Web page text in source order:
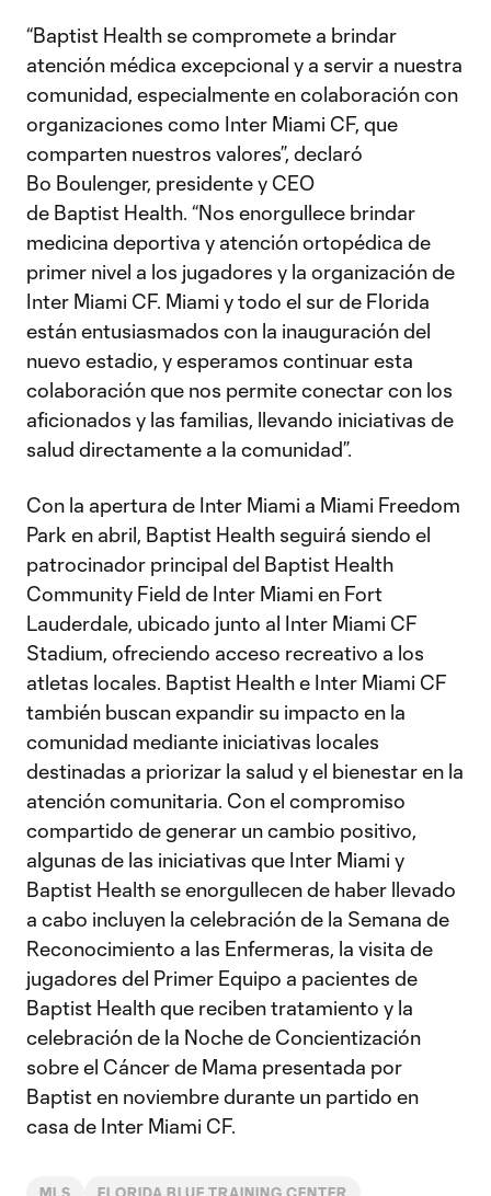
“Baptist Health se compromete a brindar
atención médica excepcional y a servir a nuestra
comunidad, especialmente en colaboración con
organizaciones como Inter Miami CF, que
comparten nuestros valores”, declaró
Bo Boulenger, presidente y CEO
de Baptist Health. “Nos enorgullece brindar
medicina deportiva y atención ortopédica de
primer nivel a los jugadores y la organización de
Inter Miami CF. Miami y todo el sur de Florida
están entusiasmados con la inauguración del
nuevo estadio, y esperamos continuar esta
colaboración que nos permite conectar con los
aficionados y las familias, llevando iniciativas de
salud directamente a la comunidad”.
Con la apertura de Inter Miami a Miami Freedom
Park en abril, Baptist Health seguirá siendo el
patrocinador principal del Baptist Health
Community Field de Inter Miami en Fort
Lauderdale, ubicado junto al Inter Miami CF
Stadium, ofreciendo acceso recreativo a los
atletas locales. Baptist Health e Inter Miami CF
también buscan expandir su impacto en la
comunidad mediante iniciativas locales
destinadas a priorizar la salud y el bienestar en la
atención comunitaria. Con el compromiso
compartido de generar un cambio positivo,
algunas de las iniciativas que Inter Miami y
Baptist Health se enorgullecen de haber llevado
a cabo incluyen la celebración de la Semana de
Reconocimiento a las Enfermeras, la visita de
jugadores del Primer Equipo a pacientes de
Baptist Health que reciben tratamiento y la
celebración de la Noche de Concientización
sobre el Cáncer de Mama presentada por
Baptist en noviembre durante un partido en
casa de Inter Miami CF.
MLS FLORIDA BLUE TRAINING CENTER